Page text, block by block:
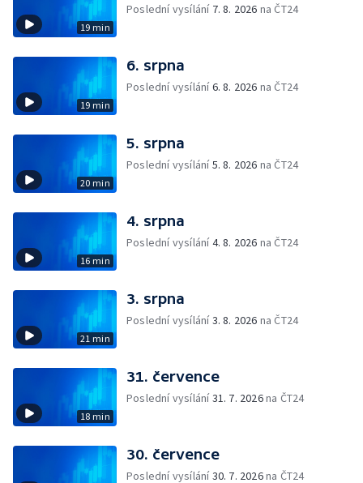
19 min
Poslední vysílání 7. 8. 2026 na ČT24
19 min
6. srpna
Poslední vysílání6. 8. 2026 na ČT24
20 min
5. srpna
Poslední vysílání5. 8. 2026 na ČT24
16 min
4. srpna
Poslední vysílání4. 8. 2026 na ČT24
21 min
3. srpna
Poslední vysílání3. 8. 2026 na ČT24
18 min
31. července
Poslední vysílání31. 7. 2026na ČT24
30. července
Poslední vysílání30. 7. 2026na ČT24